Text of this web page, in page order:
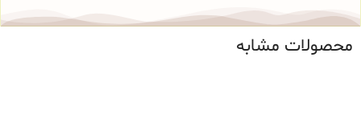
محصولات مشابه